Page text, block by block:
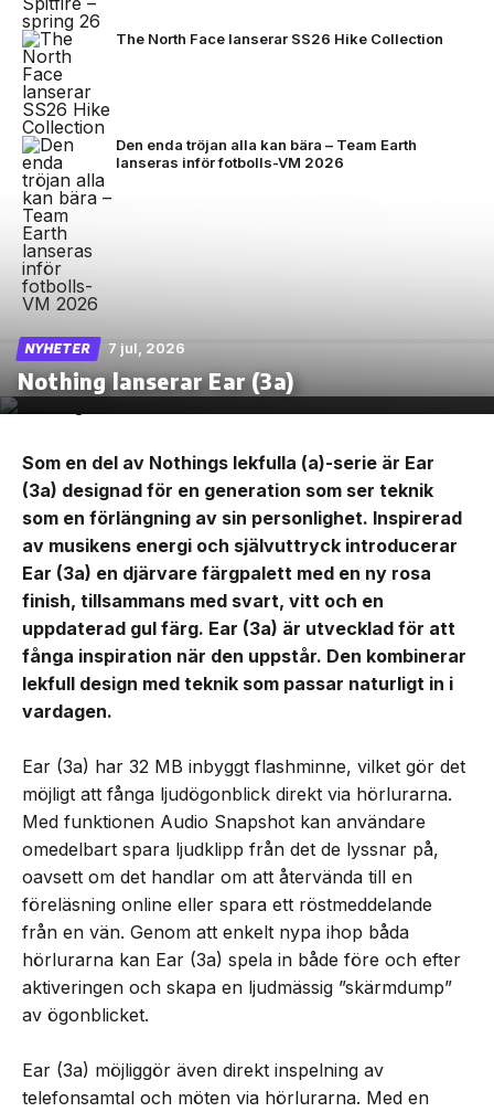
The North Face lanserar SS26 Hike Collection
Den enda tröjan alla kan bära – Team Earth
lanseras inför fotbolls-VM 2026
NYHETER 7 jul, 2026
Nothing lanserar Ear (3a)
Som en del av Nothings lekfulla (a)-serie är Ear
(3a) designad för en generation som ser teknik
som en förlängning av sin personlighet. Inspirerad
av musikens energi och självuttryck introducerar
Ear (3a) en djärvare färgpalett med en ny rosa
finish, tillsammans med svart, vitt och en
uppdaterad gul färg. Ear (3a) är utvecklad för att
fånga inspiration när den uppstår. Den kombinerar
lekfull design med teknik som passar naturligt in i
vardagen.
Ear (3a) har 32 MB inbyggt flashminne, vilket gör det
möjligt att fånga ljudögonblick direkt via hörlurarna.
Med funktionen Audio Snapshot kan användare
omedelbart spara ljudklipp från det de lyssnar på,
oavsett om det handlar om att återvända till en
föreläsning online eller spara ett röstmeddelande
från en vän. Genom att enkelt nypa ihop båda
hörlurarna kan Ear (3a) spela in både före och efter
aktiveringen och skapa en ljudmässig ”skärmdump”
av ögonblicket.
Ear (3a) möjliggör även direkt inspelning av
telefonsamtal och möten via hörlurarna. Med en